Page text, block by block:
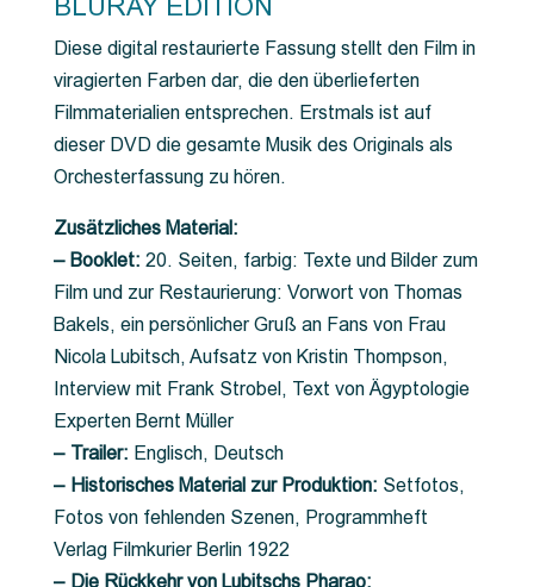
BLURAY EDITION
Diese digital restaurierte Fassung stellt den Film in
viragierten Farben dar, die den überlieferten
Filmmaterialien entsprechen. Erstmals ist auf
dieser DVD die gesamte Musik des Originals als
Orchesterfassung zu hören.
Zusätzliches Material:
– Booklet: 20. Seiten, farbig: Texte und Bilder zum
Film und zur Restaurierung: Vorwort von Thomas
Bakels, ein persönlicher Gruß an Fans von Frau
Nicola Lubitsch, Aufsatz von Kristin Thompson,
Interview mit Frank Strobel, Text von Ägyptologie
Experten Bernt Müller
– Trailer: Englisch, Deutsch
– Historisches Material zur Produktion: Setfotos,
Fotos von fehlenden Szenen, Programmheft
Verlag Filmkurier Berlin 1922
– Die Rückkehr von Lubitschs Pharao: